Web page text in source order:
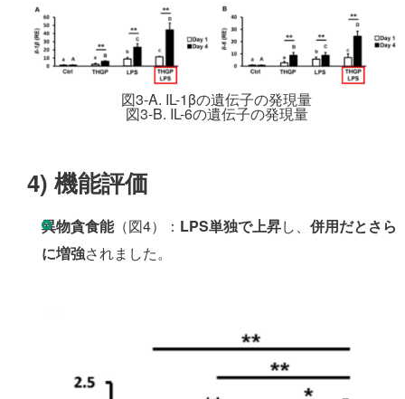
図3-A. IL-1βの遺伝子の発現量
図3-B. IL-6の遺伝子の発現量
4) 機能評価
異物貪食能（図4）： LPS単独で上昇し、 併用だとさら
に増強されました。